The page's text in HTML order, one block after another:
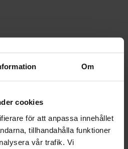
Om
cookies
för att anpassa innehållet
tillhandahålla funktioner
vår trafik. Vi